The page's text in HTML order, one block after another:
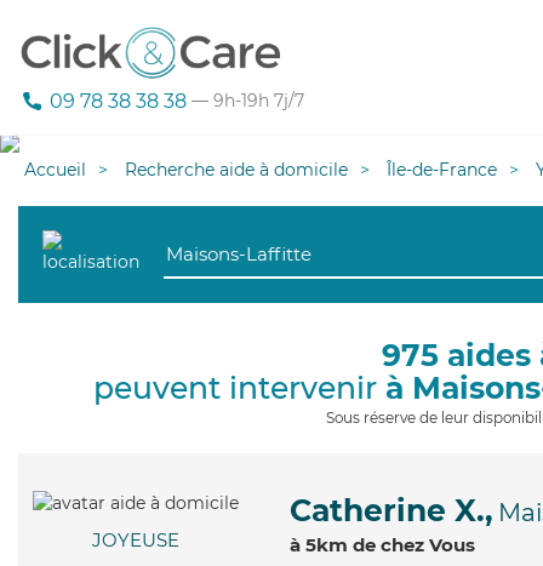
09 78 38 38 38 — 9h-19h 7j/7
Accueil Recherche aide à domicile Île-de-France
975
peuvent intervenir à
Sous réserve de leur
JOYEUSE
Catherine X.,
à 5km de chez Vous